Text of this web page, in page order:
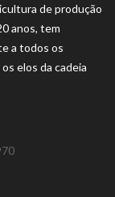
de produção
anos, tem
a todos os
elos da cadeia